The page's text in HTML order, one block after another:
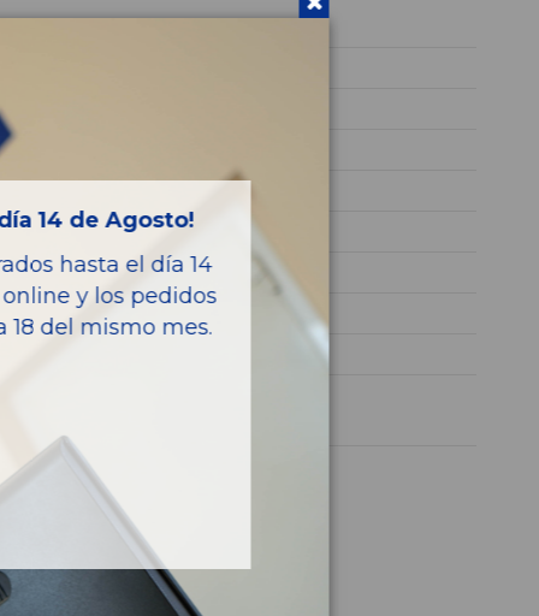
Diesel
CROSSBACK BLUEHDI
128CV 96KW
14 de Agosto!
hasta el día 14
y los pedidos
del mismo mes.